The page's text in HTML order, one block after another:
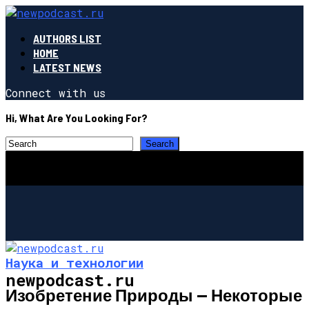
AUTHORS LIST
HOME
LATEST NEWS
Connect with us
Hi, What Are You Looking For?
newpodcast.ru
Наука и технологии
Изобретение Природы — Некоторые